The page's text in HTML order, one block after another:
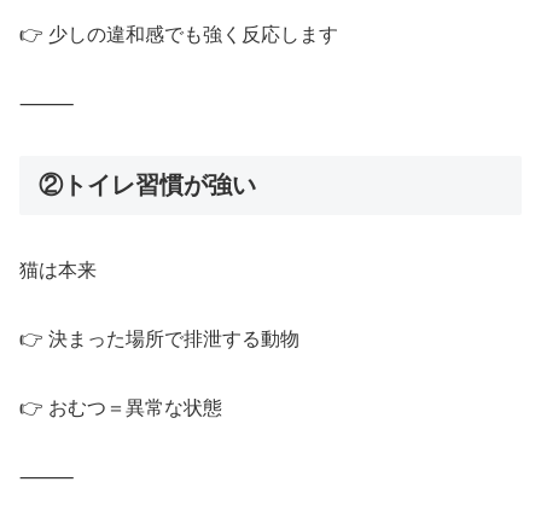
👉 少しの違和感でも強く反応します
⸻
②トイレ習慣が強い
猫は本来
👉 決まった場所で排泄する動物
👉 おむつ＝異常な状態
⸻